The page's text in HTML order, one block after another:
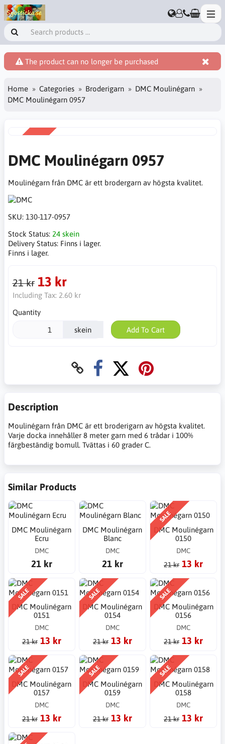
The product can no longer be purchased
Home Categories Broderigarn
DMC Moulinégarn
DMC Moulinégarn 0957
DMC Moulinégarn 0957
Moulinégarn från DMC är ett brodergarn av högsta kvalitet.
SKU: 130-117-0957
Stock Status: 24 skein
Delivery Status: Finns i lager.
Finns i lager.
21 kr 13 kr
Including Tax: 2.60 kr
Quantity
skein Add To Cart
Description
Moulinégarn från DMC är ett broderigarn av högsta kvalitet.
Varje docka innehåller 8 meter garn med 6 trådar i 100%
färgbeständig bomull. Tvättas i 60 grader C.
Similar Products
DMC Moulinégarn
Ecru
DMC
21 kr
DMC Moulinégarn
Blanc
DMC
21 kr
SALE
DMC Moulinégarn
0150
DMC
21 kr 13 kr
SALE
DMC Moulinégarn
0151
DMC
21 kr 13 kr
SALE
DMC Moulinégarn
0154
DMC
21 kr 13 kr
SALE
DMC Moulinégarn
0156
DMC
21 kr 13 kr
SALE
DMC Moulinégarn
0157
DMC
21 kr 13 kr
SALE
DMC Moulinégarn
0159
DMC
21 kr 13 kr
SALE
DMC Moulinégarn
0158
DMC
21 kr 13 kr